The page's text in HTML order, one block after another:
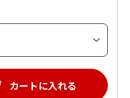
カートに入れる